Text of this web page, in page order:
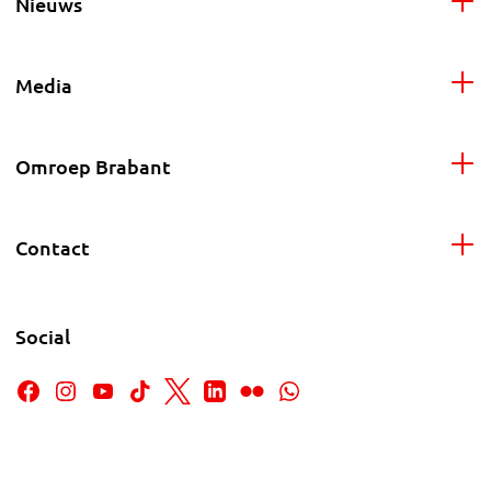
Media
Omroep Brabant
Contact
Social